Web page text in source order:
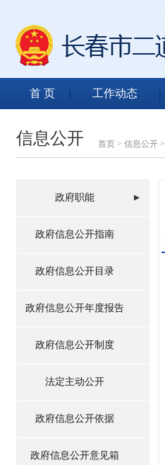
首 页 工作动态
信息公开 首页 > 信息公开 >
政府职能
政府信息公开指南
政府信息公开目录
政府信息公开年度报告
政府信息公开制度
法定主动公开
政府信息公开依据
政府信息公开意见箱